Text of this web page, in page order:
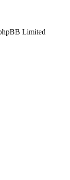
Limited